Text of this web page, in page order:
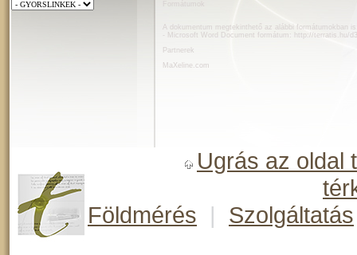
A dokumentum megtekinthető az alábbi formátumokban
- Microsoft Word Document formátum:
http://terratis.hu/
Partnerek
MaXeline.com
Ugrás az oldal
Földmérés
| Szolgáltatás